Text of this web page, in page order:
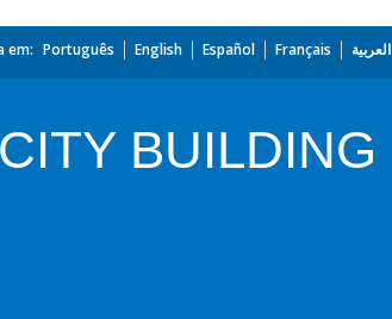
em: Português English Español Français العربية
BUILDING